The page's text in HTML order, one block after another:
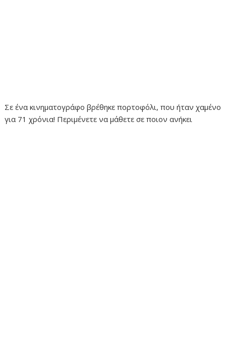
Σε ένα κινηματογράφο βρέθηκε πορτοφόλι, που ήταν χαμένο
για 71 χρόνια! Περιμένετε να μάθετε σε ποιον ανήκει